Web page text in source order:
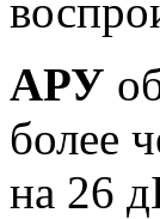
АРУ
более
на 26